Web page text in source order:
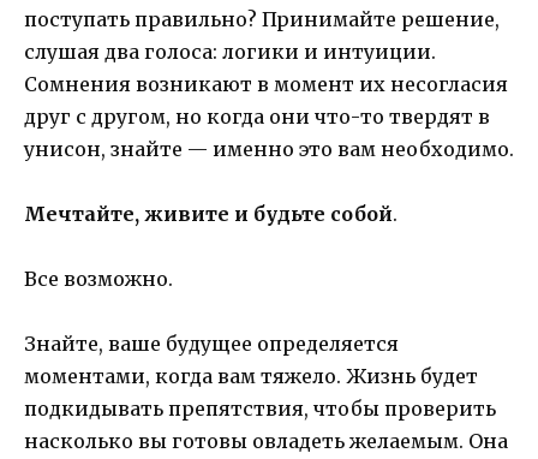
поступать правильно? Принимайте решение,
слушая два голоса: логики и интуиции.
Сомнения возникают в момент их несогласия
друг с другом, но когда они что-то твердят в
унисон, знайте — именно это вам необходимо.
Мечтайте, живите и будьте собой.
Все возможно.
Знайте, ваше будущее определяется
моментами, когда вам тяжело. Жизнь будет
подкидывать препятствия, чтобы проверить
насколько вы готовы овладеть желаемым. Она